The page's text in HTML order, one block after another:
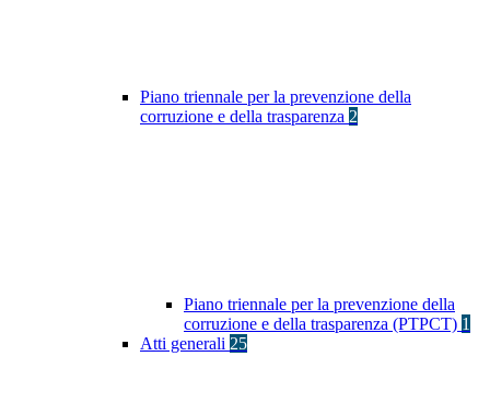
Piano triennale per la prevenzione della
corruzione e della trasparenza 2
Piano triennale per la prevenzione della
corruzione e della trasparenza (PTPCT) 1
Atti generali 25